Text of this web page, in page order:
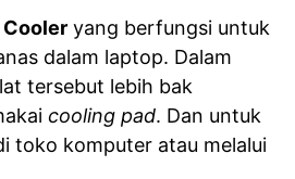
Cooler yang berfungsi untuk
dalam laptop. Dalam
tersebut lebih bak
cooling pad. Dan untuk
toko komputer atau melalui